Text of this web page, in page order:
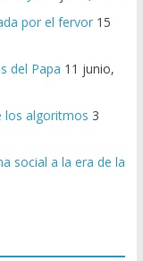
por el fervor 15
del Papa 11 junio,
los algoritmos 3
social a la era de la